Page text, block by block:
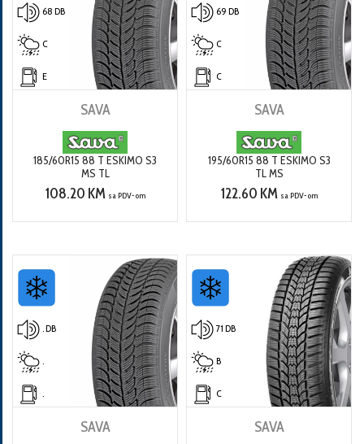
68 DB
C
E
SAVA
185/60R15 88 T ESKIMO S3
MS TL
108.20 KM sa PDV-om
69 DB
C
C
SAVA
195/60R15 88 T ESKIMO S3
TL MS
122.60 KM sa PDV-om
. DB
SAVA
71 DB
B
C
SAVA